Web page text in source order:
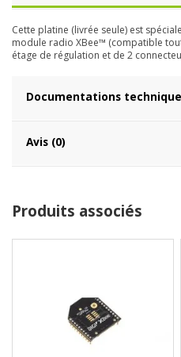
Cette platine (livrée seule) est
module radio XBee™ (compatible
étage de régulation et de 2
Documentations
Avis (0)
Produits associés